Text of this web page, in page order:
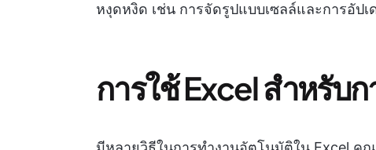
หงุดหงิด เช่น การจัดรูปแบบเซลล์และการอัปเ
การใช้ Excel สำหรับ